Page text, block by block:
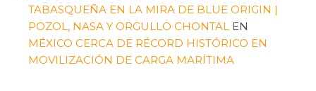
TABASQUEÑA EN LA MIRA DE BLUE ORIGIN |
POZOL, NASA Y ORGULLO CHONTAL EN
MÉXICO CERCA DE RÉCORD HISTÓRICO EN
MOVILIZACIÓN DE CARGA MARÍTIMA